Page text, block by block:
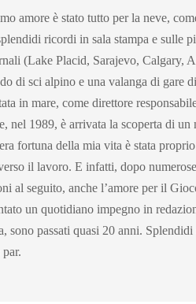
amore è stato tutto per la neve,
ricordi in sala stampa e sulle
(Lake Placid, Sarajevo, Calgary,
di sci alpino e una valanga di gare
in mare, come direttore
nel 1989, è arrivata la scoperta di
fortuna della mia vita è stata
il lavoro. E infatti, dopo
al seguito, anche l’amore per il
un quotidiano impegno in
sono passati quasi 20 anni.